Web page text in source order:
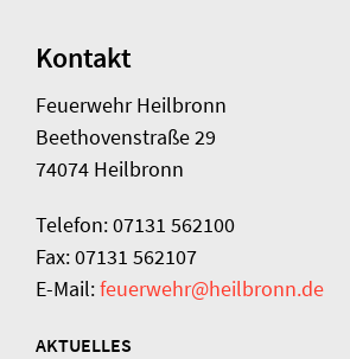
Kontakt
Feuerwehr Heilbronn
Beethovenstraße 29
74074 Heilbronn
Telefon: 07131 562100
Fax: 07131 562107
E-Mail:feuerwehr@heilbronn.de
AKTUELLES